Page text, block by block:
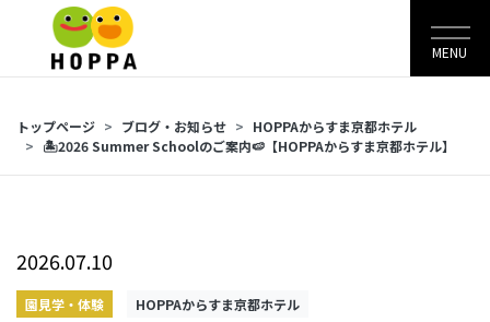
MENU
トップページ ブログ・お知らせ
HOPPAからすま京都ホテル
🏝2026 Summer Schoolのご案内🍉【HOPPAからすま京都ホテル】
2026.07.10
園見学・体験 HOPPAからすま京都ホテル